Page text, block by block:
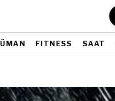
FITNESS SAAT